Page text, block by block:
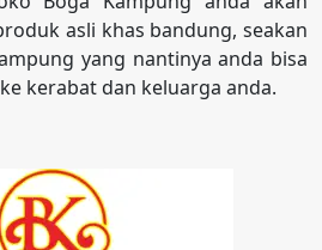
asli khas bandung, seakan
yang nantinya anda bisa
kerabat dan keluarga anda.